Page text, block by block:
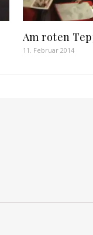
Am roten
11. Februar 2014